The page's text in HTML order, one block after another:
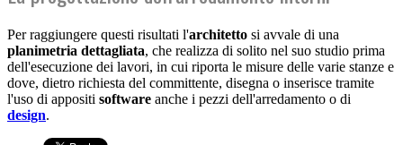
Per raggiungere questi risultati l'architetto si avvale di una
planimetria dettagliata, che realizza di solito nel suo studio prima
dell'esecuzione dei lavori, in cui riporta le misure delle varie stanze e
dove, dietro richiesta del committente, disegna o inserisce tramite
l'uso di appositi software anche i pezzi dell'arredamento o di
design.